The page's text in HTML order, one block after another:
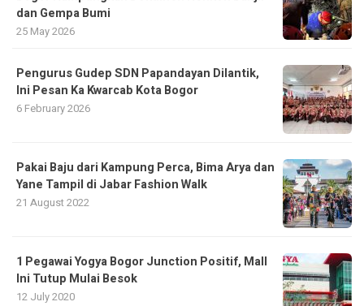
dan Gempa Bumi
25 May 2026
Pengurus Gudep SDN Papandayan Dilantik,
Ini Pesan Ka Kwarcab Kota Bogor
6 February 2026
Pakai Baju dari Kampung Perca, Bima Arya dan
Yane Tampil di Jabar Fashion Walk
21 August 2022
1 Pegawai Yogya Bogor Junction Positif, Mall
Ini Tutup Mulai Besok
12 July 2020